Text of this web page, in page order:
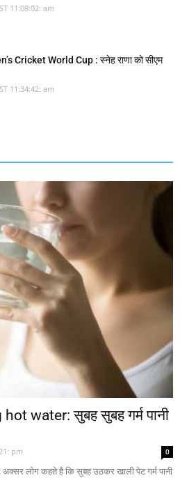
11:08:02: am
Cricket World Cup : स्नेह राणा को सीएम
11:34:42: am
water: सुबह सुबह गर्म पानी
pm 0
लोग कहते है कि सुबह उठकर खाली पेट गर्म पानी